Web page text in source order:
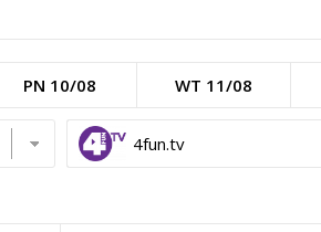
PN 10/08 WT 11/08
4fun.tv